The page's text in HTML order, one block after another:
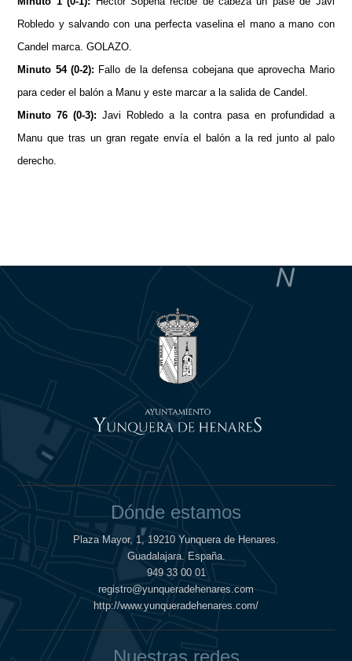
Robledo y salvando con una perfecta vaselina el mano a mano con
Candel marca. GOLAZO.
Minuto 54 (0-2): Fallo de la defensa cobejana que aprovecha Mario
para ceder el balón a Manu y este marcar a la salida de Candel.
Minuto 76 (0-3): Javi Robledo a la contra pasa en profundidad a
Manu que tras un gran regate envía el balón a la red junto al palo
derecho.
Dónde estamos
Plaza Mayor, 1, 19210 Yunquera de Henares.
Guadalajara. España.
949 33 00 01
registro@yunqueradehenares.com
http://www.yunqueradehenares.com/
Nuestras redes